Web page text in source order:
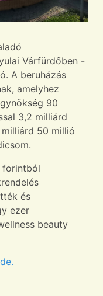
Várfürdőben -
A beruházás
amelyhez
90
3,2 milliárd
50 millió
forintból
és
ezer
beauty